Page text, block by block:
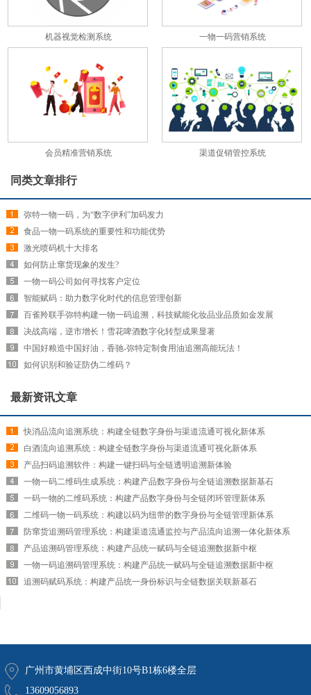
机器视觉检测系统 一物一码营销系统
会员精准营销系统 渠道促销管控系统
同类文章排行
弥特一物一码，为“数字伊利”加码发力
食品一物一码系统的重要性和功能优势
激光喷码机十大排名
如何防止窜货现象的发生?
一物一码公司如何寻找客户定位
智能赋码：助力数字化时代的信息管理创新
百雀羚联手弥特构建一物一码追溯，科技赋能化妆品业品质如金发展
决战高端，逆市增长！雪花啤酒数字化转型成果显著
中国好粮造中国好油，香驰-弥特定制食用油追溯高能玩法！
如何识别和验证防伪二维码？
最新资讯文章
快消品流向追溯系统：构建全链数字身份与渠道流通可视化新体系
白酒流向追溯系统：构建全链数字身份与渠道流通可视化新体系
产品扫码追溯软件：构建一键扫码与全链透明追溯新体验
一物一码二维码生成系统：构建产品数字身份与全链追溯数据新基石
一码一物的二维码系统：构建产品数字身份与全链闭环管理新体系
二维码一物一码系统：构建以码为纽带的数字身份与全链管理新体系
防窜货追溯码管理系统：构建渠道流通监控与产品流向追溯一体化新体系
产品追溯码管理系统：构建产品统一赋码与全链追溯数据新中枢
一物一码追溯码管理系统：构建产品统一赋码与全链追溯数据新中枢
追溯码赋码系统：构建产品统一身份标识与全链数据关联新基石
广州市黄埔区西成中街10号B1栋6楼全层
13609056893